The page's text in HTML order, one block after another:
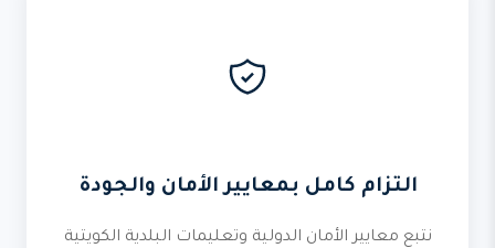
التزام كامل بمعايير الأمان والجودة
نتبع معايير الأمان الدولية وتعليمات البلدية الكويتية